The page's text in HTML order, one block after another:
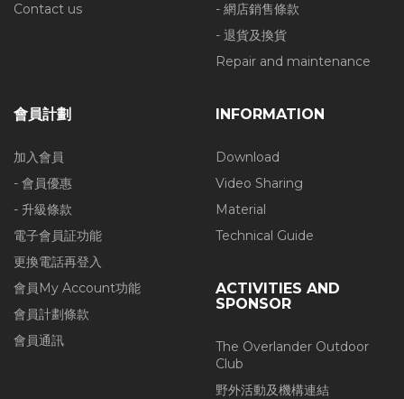
Contact us
- 網店銷售條款
- 退貨及換貨
Repair and maintenance
會員計劃
加入會員
- 會員優惠
- 升級條款
電子會員証功能
更換電話再登入
會員My Account功能
會員計劃條款
會員通訊
INFORMATION
Download
Video Sharing
Material
Technical Guide
ACTIVITIES AND
SPONSOR
The Overlander Outdoor
Club
野外活動及機構連結